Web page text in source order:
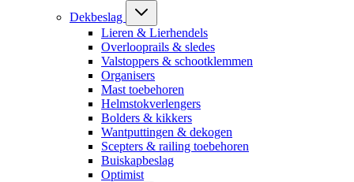
Dekbeslag
Lieren & Lierhendels
Overlooprails & sledes
Valstoppers & schootklemmen
Organisers
Mast toebehoren
Helmstokverlengers
Bolders & kikkers
Wantputtingen & dekogen
Scepters & railing toebehoren
Buiskapbeslag
Optimist